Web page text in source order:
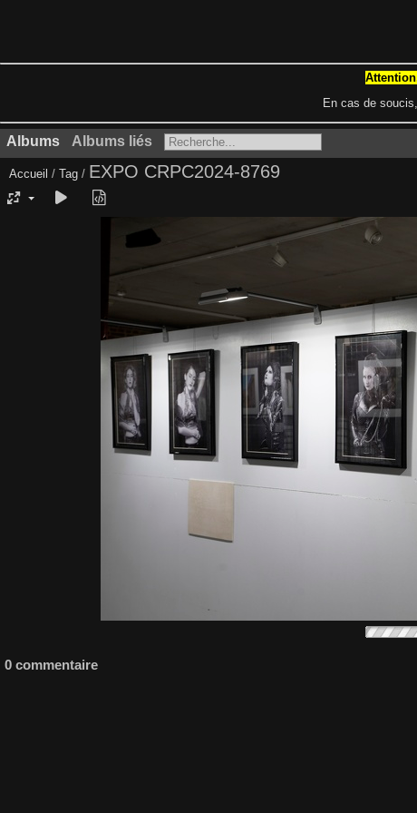
En cas de soucis,
Albums Albums liés
Accueil / Tag / EXPO CRPC2024-8769
0 commentaire